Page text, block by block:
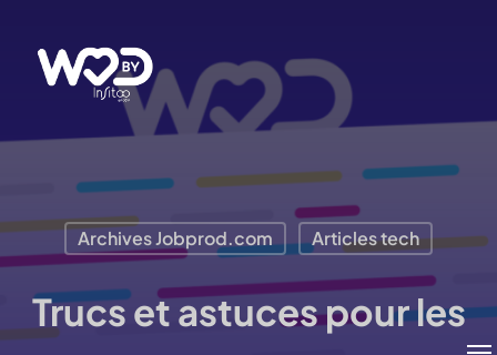
contenu
principal
Archives Jobprod.com Articles tech
Trucs et astuces pour les